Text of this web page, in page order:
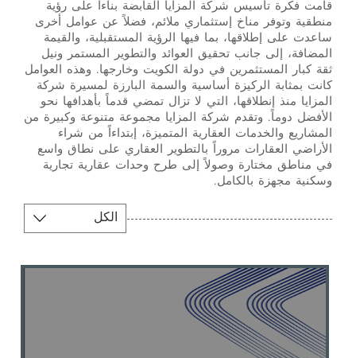
قامت فكرة تأسيس شركة المزايا القابضة بناءاً على رؤية
منطقية وتوفر مناخ إستثماري ملائم، فضلاً عن عوامل أخرى
ساعدت على إطلاقها، بما فيها الرؤية المستقبلية، والقيمة
المضافة، إلى جانب تحقيق العوائد والتطوير المستمر ونيل
ثقة كبار المستثمرين في دولة الكويت وخارجها. وهذه العوامل
كانت بمثابة الركيزة أساسية والسمة البارزة لمسيرة شركة
المزايا منذ إنطلاقها، التي لا تزال تمضي قدماً بأهدافها نحو
الأفضل دوماً. وتقدم شركة المزايا مجموعة متنوعة وكبيرة من
المشاريع والخدمات العقارية المتميزة، إبتداءاً من شراء
الأراضي العقارات مروراً بالتطوير العقاري على نطاق واسع
في مناطق مختارة وصولاً إلى طرح وحدات عقارية تجارية
وسكنية مجهزة بالكامل.